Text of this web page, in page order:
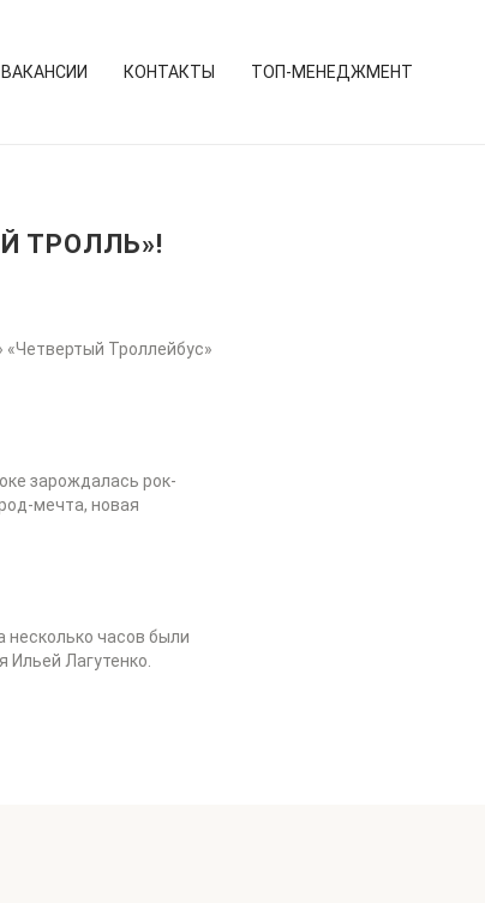
ВАКАНСИИ КОНТАКТЫ ТОП-МЕНЕДЖМЕНТ
ТРОЛЛЬ»!
Троллейбус»
зарождалась рок-
мечта, новая
несколько часов были
Лагутенко.